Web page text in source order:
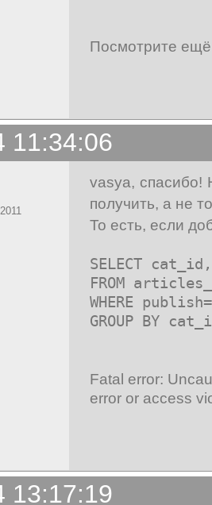
Посмотрите
11:34:06
vasya,
получить, а не
То есть, если
SELECT
FROM
WHERE publish=
GROUP BY
Fatal error:
error or access
13:17:19